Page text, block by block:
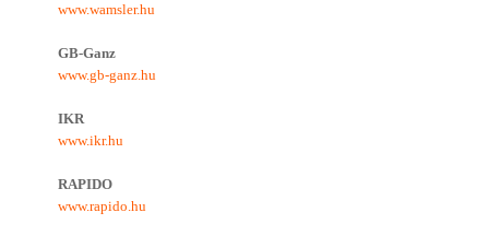
www.wamsler.hu
GB-Ganz
www.gb-ganz.hu
IKR
www.ikr.hu
RAPIDO
www.rapido.hu